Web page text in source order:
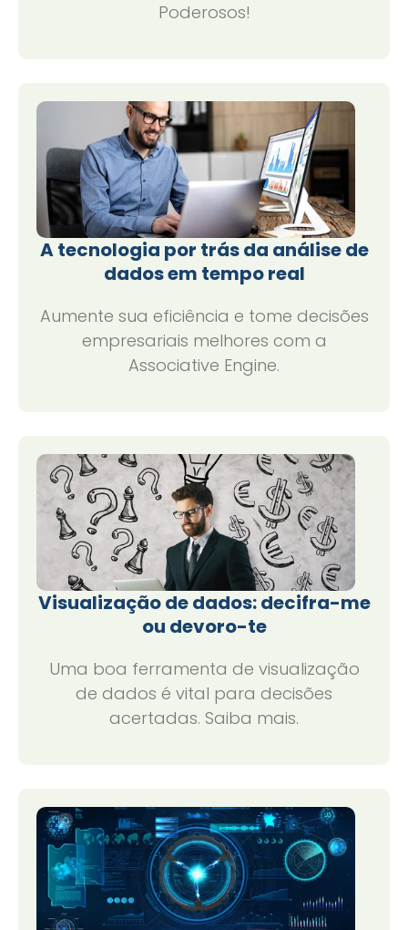
Poderosos!
A tecnologia por trás da análise de
dados em tempo real
Aumente sua eficiência e tome decisões
empresariais melhores com a
Associative Engine.
Visualização de dados: decifra-me
ou devoro-te
Uma boa ferramenta de visualização
de dados é vital para decisões
acertadas. Saiba mais.